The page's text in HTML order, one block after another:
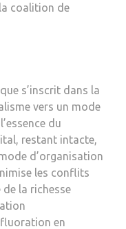
coalition de
s’inscrit dans la
vers un mode
du
restant intacte,
d’organisation
les conflits
la richesse
en